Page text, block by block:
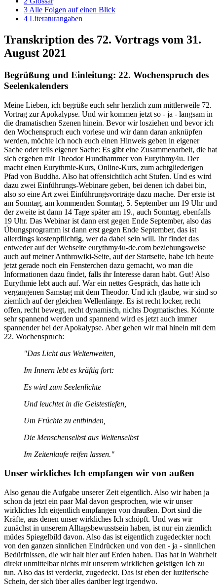
3 Alle Folgen auf einen Blick
4 Literaturangaben
Transkription des 72. Vortrags vom 31.
August 2021
Begrüßung und Einleitung: 22. Wochenspruch des
Seelenkalenders
Meine Lieben, ich begrüße euch sehr herzlich zum mittlerweile 72.
Vortrag zur Apokalypse. Und wir kommen jetzt so - ja - langsam in
die dramatischen Szenen hinein. Bevor wir losziehen und bevor ich
den Wochenspruch euch vorlese und wir dann daran anknüpfen
werden, möchte ich noch euch einen Hinweis geben in eigener
Sache oder teils eigener Sache: Es gibt eine Zusammenarbeit, die hat
sich ergeben mit Theodor Hundhammer von Eurythmy4u. Der
macht einen Eurythmie-Kurs, Online-Kurs, zum achtgliederigen
Pfad von Buddha. Also hat offensichtlich acht Stufen. Und es wird
dazu zwei Einführungs-Webinare geben, bei denen ich dabei bin,
also so eine Art zwei Einführungsvorträge dazu mache. Der erste ist
am Sonntag, am kommenden Sonntag, 5. September um 19 Uhr und
der zweite ist dann 14 Tage später am 19., auch Sonntag, ebenfalls
19 Uhr. Das Webinar ist dann erst gegen Ende September, also das
Übungsprogramm ist dann erst gegen Ende September, das ist
allerdings kostenpflichtig, wer da dabei sein will. Ihr findet das
entweder auf der Webseite eurythmy4u-de.com beziehungsweise
auch auf meiner Anthrowiki-Seite, auf der Startseite, habe ich heute
jetzt gerade noch ein Fensterchen dazu gemacht, wo man die
Informationen dazu findet, falls ihr Interesse daran habt. Gut! Also
Eurythmie lebt auch auf. War ein nettes Gespräch, das hatte ich
vergangenen Samstag mit dem Theodor. Und ich glaube, wir sind so
ziemlich auf der gleichen Wellenlänge. Es ist recht locker, recht
offen, recht bewegt, recht dynamisch, nichts Dogmatisches. Könnte
sehr spannend werden und spannend wird es jetzt auch immer
spannender bei der Apokalypse. Aber gehen wir mal hinein mit dem
22. Wochenspruch:
"Das Licht aus Weltenweiten,
Im Innern lebt es kräftig fort:
Es wird zum Seelenlichte
Und leuchtet in die Geistestiefen,
Um Früchte zu entbinden,
Die Menschenselbst aus Weltenselbst
Im Zeitenlaufe reifen lassen."
Unser wirkliches Ich empfangen wir von außen
Also genau die Aufgabe unserer Zeit eigentlich. Also wir haben ja
schon da jetzt ein paar Mal davon gesprochen, wie wir unser
wirkliches Ich eigentlich empfangen von draußen. Dort sind die
Kräfte, aus denen unser wirkliches Ich schöpft. Und was wir
zunächst in unserem Alltagsbewusstsein haben, ist nur ein ziemlich
müdes Spiegelbild davon. Also das ist eigentlich zugedeckter noch
von den ganzen sinnlichen Eindrücken und von den - ja - sinnlichen
Bedürfnissen, die wir halt hier auf Erden haben. Das hat in Wahrheit
direkt unmittelbar nichts mit unserem wirklichen geistigen Ich zu
tun. Also das ist verdeckt, zugedeckt. Das ist eben der luziferische
Schein, der sich über alles darüber legt irgendwo.